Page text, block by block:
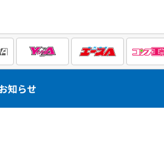
知らせ